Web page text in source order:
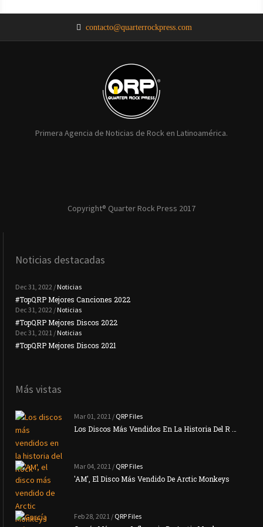
contacto@quarterrockpress.com
Primera Agencia de Noticias de Rock en Latinoamérica.
Copyright® Quarter Rock Press 2017
Noticias destacadas
Dec 31, 2022 / Noticias
#TopQRP Mejores Canciones 2022
Dec 31, 2022 / Noticias
#TopQRP Mejores Discos 2022
Dec 31, 2021 / Noticias
#TopQRP Mejores Discos 2021
Más vistas
Mar 01, 2021 / QRP Files
Los Discos Más Vendidos En La Historia Del R …
Mar 04, 2021 / QRP Files
'AM', El Disco Más Vendido De Arctic Monkeys
Feb 28, 2021 / QRP Files